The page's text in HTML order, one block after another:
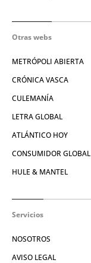
Otras webs
METRÓPOLI ABIERTA
CRÓNICA VASCA
CULEMANÍA
LETRA GLOBAL
ATLÁNTICO HOY
CONSUMIDOR GLOBAL
HULE & MANTEL
Servicios
NOSOTROS
AVISO LEGAL